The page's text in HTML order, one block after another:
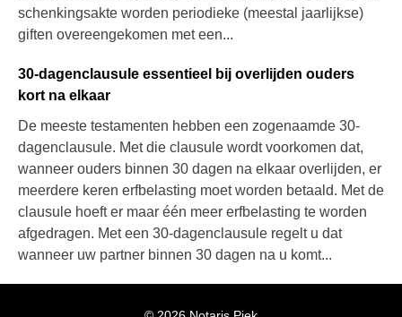
schenkingsakte worden periodieke (meestal jaarlijkse)
giften overeengekomen met een...
30-dagenclausule essentieel bij overlijden ouders
kort na elkaar
De meeste testamenten hebben een zogenaamde 30-
dagenclausule. Met die clausule wordt voorkomen dat,
wanneer ouders binnen 30 dagen na elkaar overlijden, er
meerdere keren erfbelasting moet worden betaald. Met de
clausule hoeft er maar één meer erfbelasting te worden
afgedragen. Met een 30-dagenclausule regelt u dat
wanneer uw partner binnen 30 dagen na u komt...